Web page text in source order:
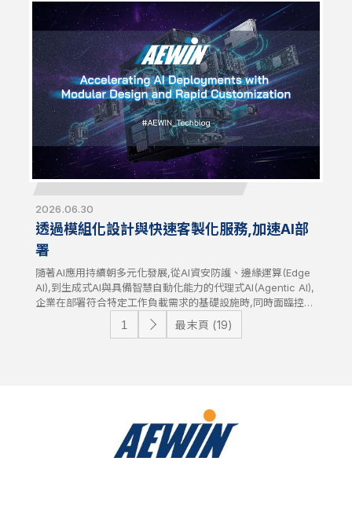
伺服器,需要先進的散熱解決方案,才能在高負載運作下維持效
能表現
2026.06.30
透過模組化設計與快速客製化服務,加速AI部
署
隨著AI應用持續朝多元化發展,從AI資安防護、邊緣運算(Edge
AI),到生成式AI與具備智慧自動化能力的代理式AI(Agentic AI),
企業在部署符合特定工作負載需求的基礎設施時,同時面臨控制
開發成本與時程的挑戰日益加劇。AEWIN透過彈性的模組化平
台設計與快速客製化服務,協助企業因應這些挑戰,讓客戶能快
最末頁 (19)